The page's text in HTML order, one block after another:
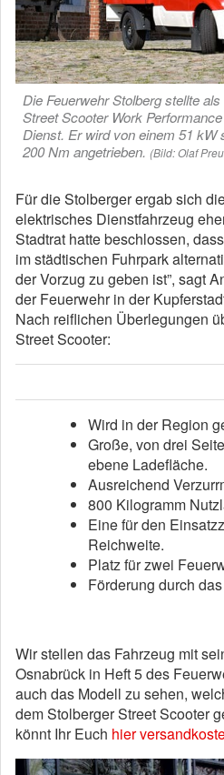
Die Feuerwehr Stolberg stellte
Street Scooter Work
Dienst. Er wird von einem 51 kW
200 Nm angetrieben. (Bild: Olaf
Für die Stolberger ergab sich
elektrisches Dienstfahrzeug
Stadtrat hatte beschlossen,
im städtischen Fuhrpark
der Vorzug zu geben ist”, sagt
der Feuerwehr in der
Nach reiflichen Überlegungen
Street Scooter:
Wird in der Region
Große, von drei
ebene Ladefläche.
Ausreichend
800 Kilogramm
Eine für den
Reichweite.
Platz für zwei
Förderung durch
Wir stellen das Fahrzeug mit
Osnabrück in Heft 5 des
auch das Modell zu sehen,
dem Stolberger Street Scooter
könnt Ihr Euch hier